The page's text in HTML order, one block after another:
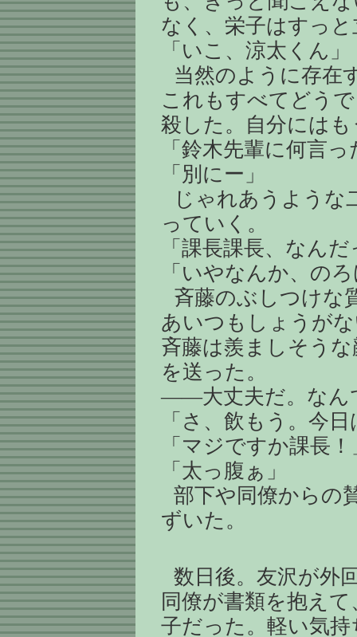
なく、栄子はすっ
「いこ、涼太くん」
当然のように存在
これもすべてどう
殺した。自分には
「鈴木先輩に何言
「別にー」
じゃれあうような
っていく。
「課長課長、なん
「いやなんか、の
斉藤のぶしつけな
あいつもしょうが
斉藤は羨ましそう
を送った。
――大丈夫だ。なん
「さ、飲もう。今
「マジですか課長！
「太っ腹ぁ」
部下や同僚からの
ずいた。
数日後。友沢が外
同僚が書類を抱え
子だった。軽い気